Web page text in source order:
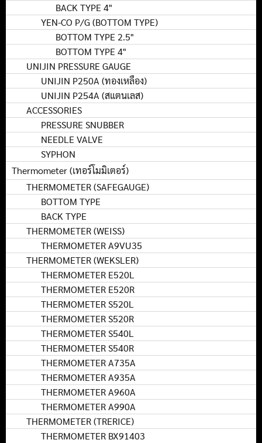
BACK TYPE 4"
YEN-CO P/G (BOTTOM TYPE)
BOTTOM TYPE 2.5"
BOTTOM TYPE 4"
UNIJIN PRESSURE GAUGE
UNIJIN P250A (ทองเหลือง)
UNIJIN P254A (สแตนเลส)
ACCESSORIES
PRESSURE SNUBBER
NEEDLE VALVE
SYPHON
Thermometer (เทอร์โมมิเตอร์)
THERMOMETER (SAFEGAUGE)
BOTTOM TYPE
BACK TYPE
THERMOMETER (WEISS)
THERMOMETER A9VU35
THERMOMETER (WEKSLER)
THERMOMETER E520L
THERMOMETER E520R
THERMOMETER S520L
THERMOMETER S520R
THERMOMETER S540L
THERMOMETER S540R
THERMOMETER A735A
THERMOMETER A935A
THERMOMETER A960A
THERMOMETER A990A
THERMOMETER (TRERICE)
THERMOMETER BX91403